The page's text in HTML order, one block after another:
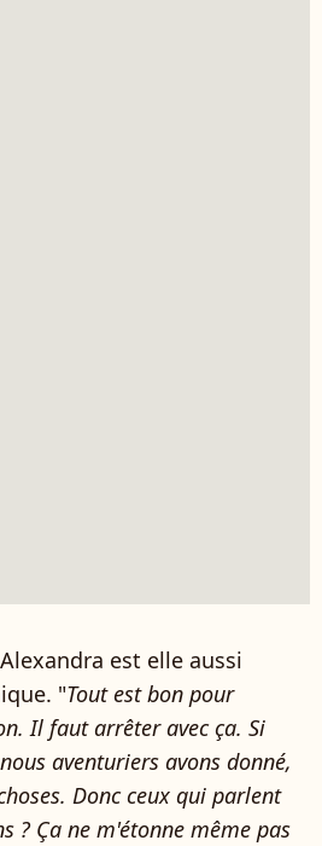
est elle aussi
"Tout est bon pour
Il faut arrêter avec ça. Si
aventuriers avons donné,
Donc ceux qui parlent
? Ça ne m'étonne même pas